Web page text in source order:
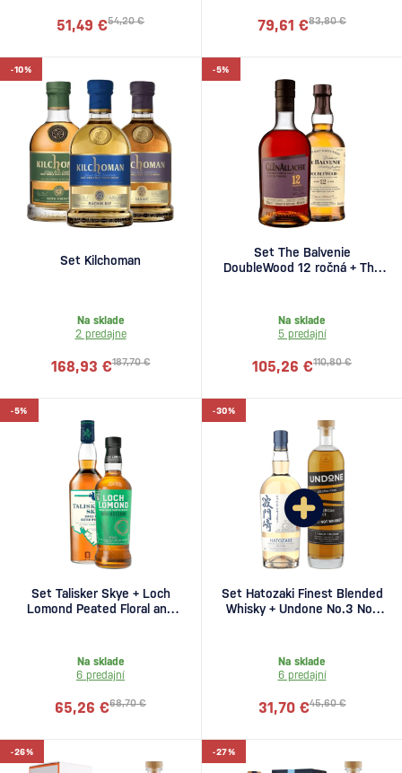
54,20 €
51,49 € 83,80 €
79,61 €
-10%
Set Kilchoman
Na sklade
2 predajne
187,70 €
168,93 €
-5%
Set The Balvenie
DoubleWood 12 ročná + The
Na sklade
5 predajní
110,80 €
105,26 €
-5%
Set Talisker Skye + Loch
Lomond Peated Floral and
Na sklade
6 predajní
68,70 €
65,26 €
-30%
Set Hatozaki Finest Blended
Whisky + Undone No.3 Not
Na sklade
6 predajní
45,60 €
31,70 €
-26% -27%